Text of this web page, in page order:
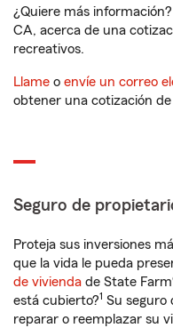
¿Quiere más
CA, acerca de una
recreativos.
Llame o envíe un correo
obtener una cotización
Seguro de
Proteja sus inversiones
que la vida le pueda
de vivienda de State
está cubierto?1 Su seguro
reparar o reemplazar su